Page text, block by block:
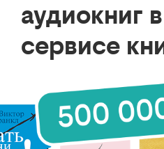
аудиокниг в
сервисе